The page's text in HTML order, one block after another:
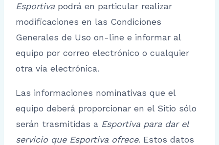
Esportiva podrá en particular realizar
modificaciones en las Condiciones
Generales de Uso on-line e informar al
equipo por correo electrónico o cualquier
otra vía electrónica.
Las informaciones nominativas que el
equipo deberá proporcionar en el Sitio sólo
serán trasmitidas a Esportiva para dar el
servicio que Esportiva ofrece. Estos datos